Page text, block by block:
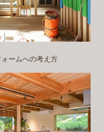
ォームへの考え方